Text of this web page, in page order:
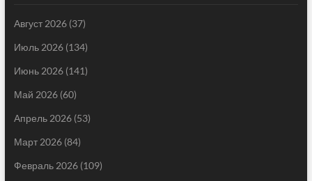
Август 2026(37)
Июль 2026(134)
Июнь 2026(141)
Май 2026(60)
Апрель 2026(53)
Март 2026(84)
Февраль 2026(109)